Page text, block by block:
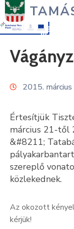
Városunk
Önkormányzat
Polgármesteri
Hivatal
Közérdekű
Turizmus
Média
2015. március
Értesítjük
március 21-től
&#8211;
szereplő
közlekednek.
Az okozott
kérjük!